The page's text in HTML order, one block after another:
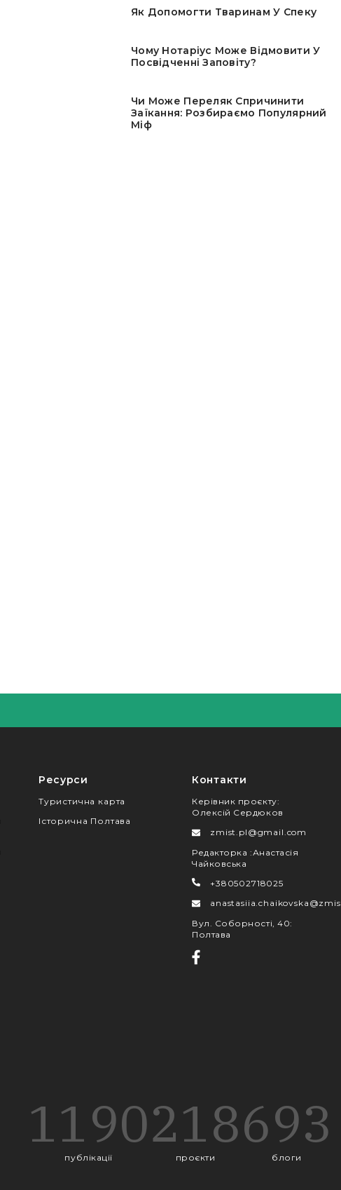
Як Допомогти Тваринам У Спеку
Чому Нотаріус Може Відмовити У
Посвідченні Заповіту?
Чи Може Переляк Спричинити
Заїкання: Розбираємо Популярний
Міф
Ресурси
Туристична карта
Історична Полтава
Контакти
Керівник проєкту:
Олексій Сердюков
zmist.pl@gmail.com
Редакторка :Анастасія
Чайковська
+380502718025
Вул. Соборності, 40:
Полтава
1190
публікації
218
проєкти
693
блоги